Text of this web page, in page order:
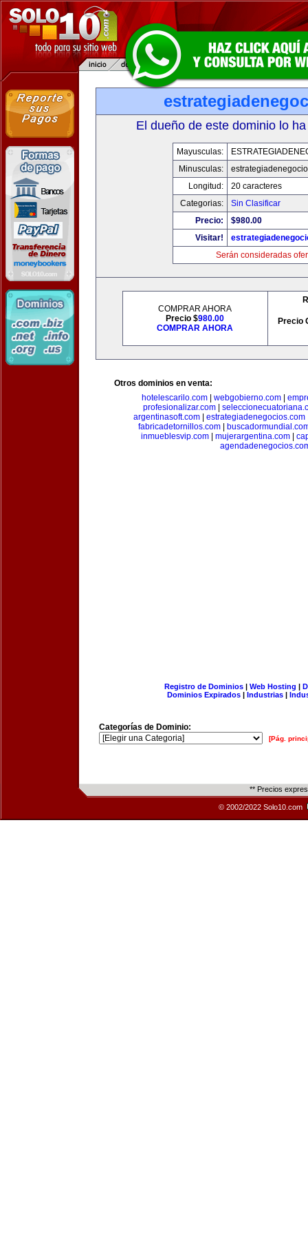
El dueño de este dominio lo
Mayusculas:
Minusculas:
Longitud:
20 caracteres
Categorias:
Sin Clasificar
Precio:
$980.00
Visitar!
Serán consideradas
COMPRAR AHORA
Precio $980.00
COMPRAR AHORA
Precio
Otros dominios en venta:
hotelescarilo.com
webgobierno.com
profesionalizar.com|
argentinasoft.com| estrategiadenegocios.com
fabricadetornillos.com
inmueblesvip.com
mujerargentina.com
Registro de Dominios| Web Hosting |
Dominios Expirados | Industrias |
Categorías de Dominio:
[Pág.
** Precios
© 2002/2022 Solo10.com